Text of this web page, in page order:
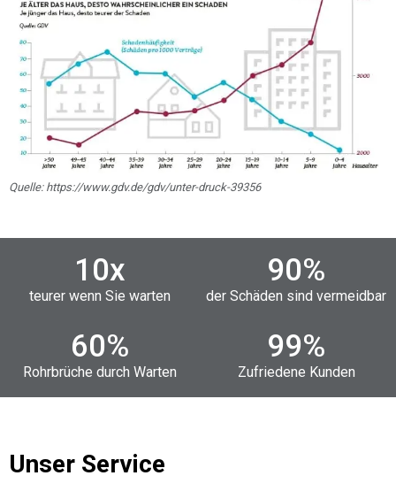
Quelle: https://www.gdv.de/gdv/unter-druck-39356
10x
teurer wenn Sie warten
90%
der Schäden sind vermeidbar
60%
Rohrbrüche durch Warten
99%
Zufriedene Kunden
Unser Service